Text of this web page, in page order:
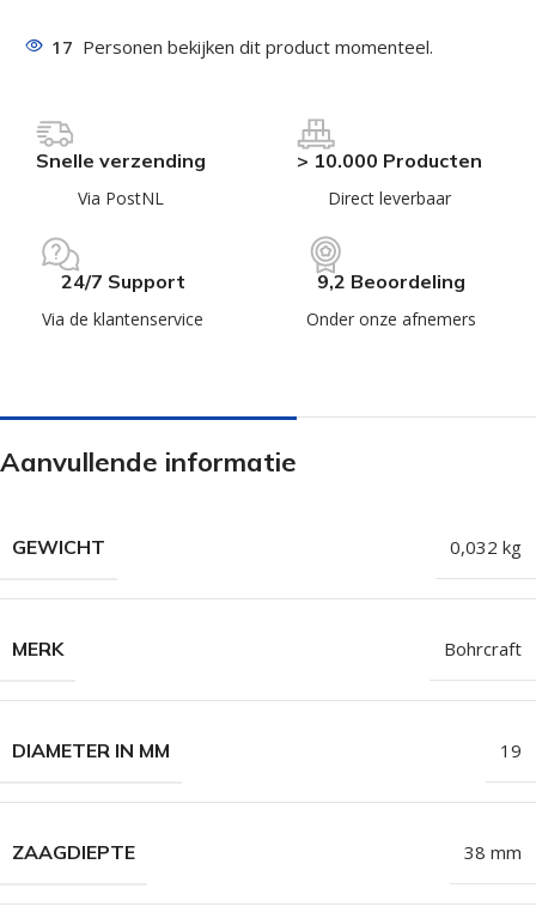
17 Personen bekijken dit product momenteel.
Snelle verzending
Via PostNL
> 10.000 Producten
Direct leverbaar
24/7 Support
Via de klantenservice
9,2 Beoordeling
Onder onze afnemers
Aanvullende informatie
GEWICHT 0,032 kg
MERK Bohrcraft
DIAMETER IN MM 19
ZAAGDIEPTE 38 mm